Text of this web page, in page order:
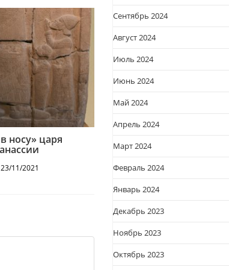
носу» царя
23/11/2021
Сентябрь 2024
Август 2024
Июль 2024
Июнь 2024
Май 2024
Апрель 2024
Март 2024
Февраль 2024
Январь 2024
Декабрь 2023
Ноябрь 2023
Октябрь 2023